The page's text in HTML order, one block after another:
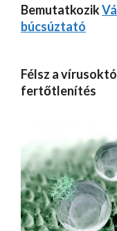
Bemutatkozik
búcsúztató
Félsz a
fertőtlenítés